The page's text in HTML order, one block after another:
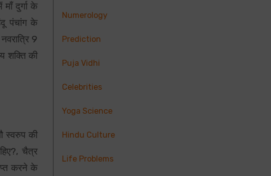
दुर्गा के
पंचांग के
9
शक्ति की
स्वरुप की
चैत्र
करने के
Numerology
Prediction
Puja Vidhi
Celebrities
Yoga Science
Hindu Culture
Life Problems